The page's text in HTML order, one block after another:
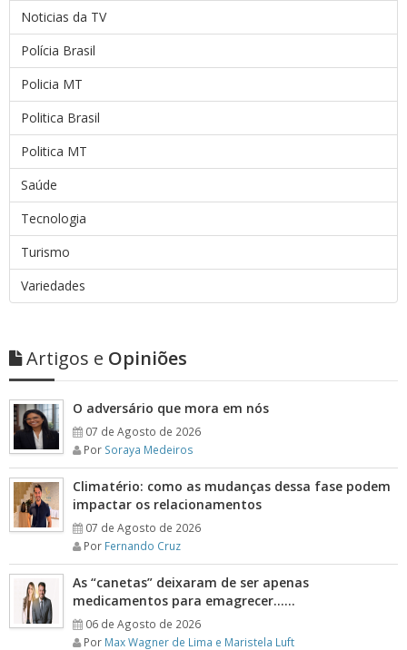
Noticias da TV
Polícia Brasil
Policia MT
Politica Brasil
Politica MT
Saúde
Tecnologia
Turismo
Variedades
Artigos e Opiniões
O adversário que mora em nós
07 de Agosto de 2026
Por Soraya Medeiros
Climatério: como as mudanças dessa fase podem
impactar os relacionamentos
07 de Agosto de 2026
Por Fernando Cruz
As “canetas” deixaram de ser apenas
medicamentos para emagrecer……
06 de Agosto de 2026
Por Max Wagner de Lima e Maristela Luft